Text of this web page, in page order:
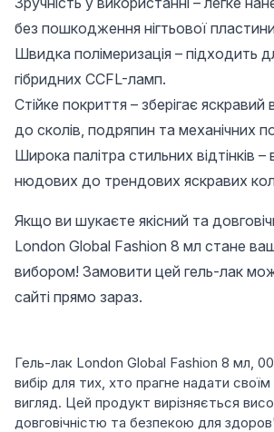
без пошкодження нігтьової
Швидка полімеризація – підходить
гібридних CCFL-ламп.
Стійке покриття – зберігає яскравий
до сколів, подряпин та механічних
Широка палітра стильних відтінків –
нюдових до трендових яскравих
Якщо ви шукаєте якісний та
London Global Fashion 8 мл стане
вибором! Замовити цей гель-лак
сайті прямо зараз.
Гель-лак London Global Fashion 8 мл,
вибір для тих, хто прагне надати своїм
вигляд. Цей продукт вирізняється
довговічністю та безпекою для